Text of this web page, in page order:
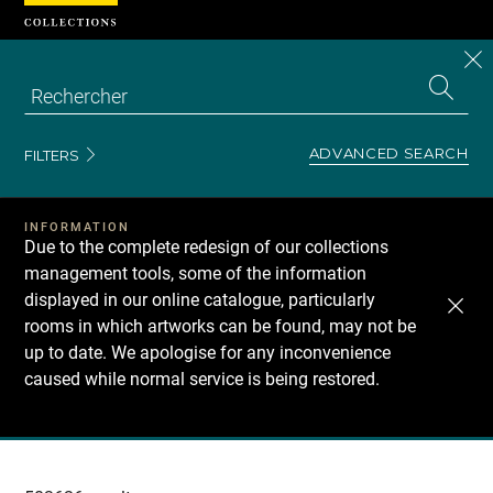
FILTERS ADVANCED SEARCH
INFORMATION
Due to the complete redesign of our collections
management tools, some of the information
displayed in our online catalogue, particularly
rooms in which artworks can be found, may not be
up to date. We apologise for any inconvenience
caused while normal service is being restored.
Recherche
Cookies management panel